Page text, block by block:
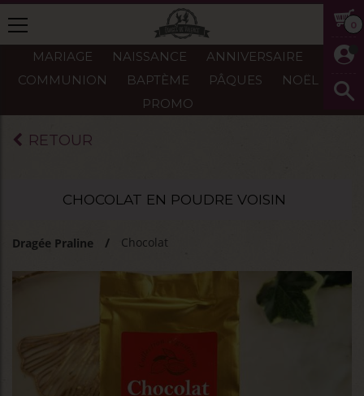
0
MARIAGE NAISSANCE
ANNIVERSAIRE
COMMUNION
BAPTÈME PÂQUES
NOËL
PROMO
RETOUR
CHOCOLAT EN POUDRE VOISIN
Dragée Praline Chocolat